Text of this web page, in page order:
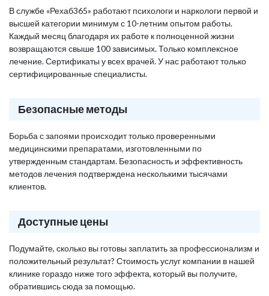
В службе «Рехаб365» работают психологи и наркологи первой и
высшей категории минимум с 10-летним опытом работы.
Каждый месяц благодаря их работе к полноценной жизни
возвращаются свыше 100 зависимых. Только комплексное
лечение. Сертификаты у всех врачей. У нас работают только
сертифицированные специалисты.
Безопасные методы
Борьба с запоями происходит только проверенными
медицинскими препаратами, изготовленными по
утвержденным стандартам. Безопасность и эффективность
методов лечения подтверждена несколькими тысячами
клиентов.
Доступные цены
Подумайте, сколько вы готовы заплатить за профессионализм и
положительный результат? Стоимость услуг компании в нашей
клинике гораздо ниже того эффекта, который вы получите,
обратившись сюда за помощью.